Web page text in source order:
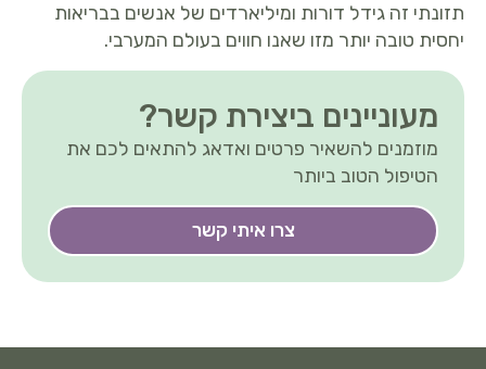
תזונתי זה גידל דורות ומיליארדים של אנשים בבריאות
יחסית טובה יותר מזו שאנו חווים בעולם המערבי.
מעוניינים ביצירת קשר?
מוזמנים להשאיר פרטים ואדאג להתאים לכם את
הטיפול הטוב ביותר
צרו איתי קשר